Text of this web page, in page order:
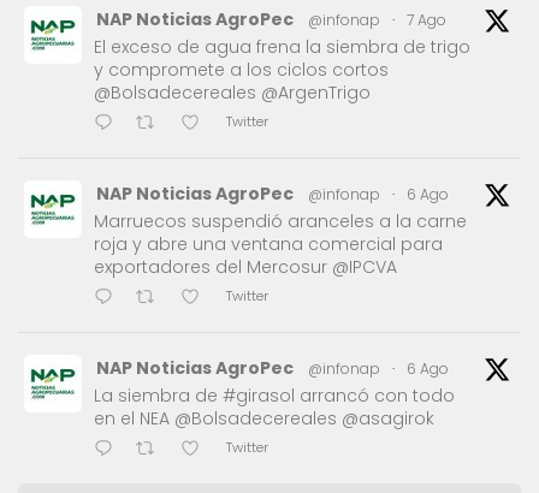
NAP Noticias AgroPec @infonap · 7 Ago
El exceso de agua frena la siembra de trigo
y compromete a los ciclos cortos
@Bolsadecereales @ArgenTrigo
Twitter
NAP Noticias AgroPec @infonap · 6 Ago
Marruecos suspendió aranceles a la carne
roja y abre una ventana comercial para
exportadores del Mercosur @IPCVA
Twitter
NAP Noticias AgroPec @infonap · 6 Ago
La siembra de #girasol arrancó con todo
en el NEA @Bolsadecereales @asagirok
Twitter